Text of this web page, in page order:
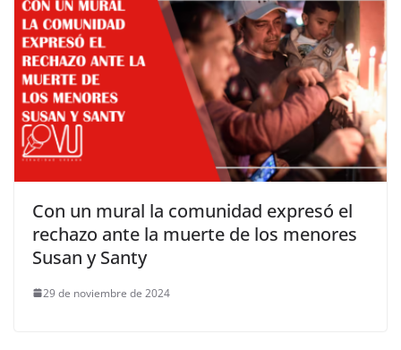
Con un mural la comunidad expresó el
rechazo ante la muerte de los menores
Susan y Santy
29 de noviembre de 2024